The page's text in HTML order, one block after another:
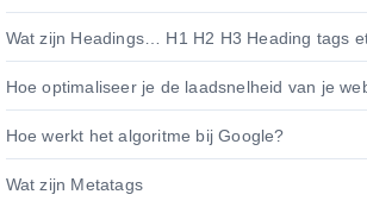
Wat zijn Headings… H1 H2 H3 Heading tags
Hoe optimaliseer je de laadsnelheid van je
Hoe werkt het algoritme bij Google?
Wat zijn Metatags